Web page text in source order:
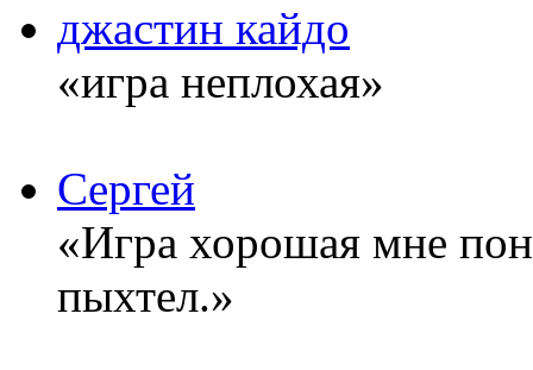
джастин кайдо
«игра неплохая»
Сергей
«Игра хорошая мне
пыхтел.»